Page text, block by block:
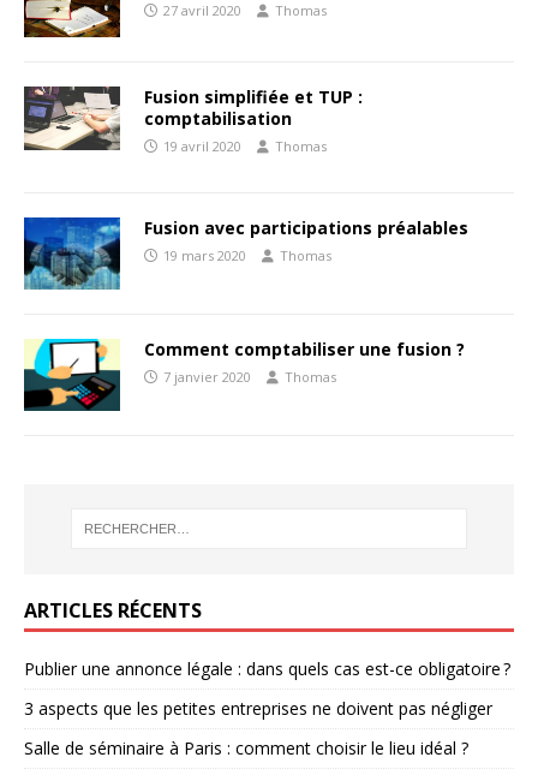
27 avril 2020 Thomas
Fusion simplifiée et TUP :
comptabilisation
19 avril 2020 Thomas
Fusion avec participations préalables
19 mars 2020 Thomas
Comment comptabiliser une fusion ?
7 janvier 2020 Thomas
ARTICLES RÉCENTS
Publier une annonce légale : dans quels cas est-ce obligatoire ?
3 aspects que les petites entreprises ne doivent pas négliger
Salle de séminaire à Paris : comment choisir le lieu idéal ?